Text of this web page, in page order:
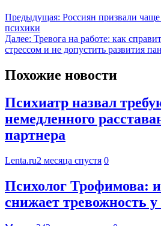
Предыдущая: Россиян призвали чаще
психики
Далее: Тревога на работе: как
стрессом и не допустить развития
Похожие новости
Психиатр назвал
немедленного
партнера
Lenta.ru2 месяца спустя 0
Психолог Трофимова:
снижает тревожность у